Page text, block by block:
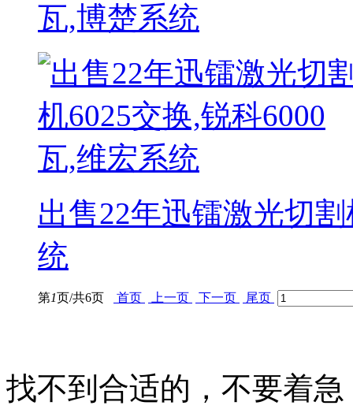
瓦,博楚系统
出售22年迅镭激光切
统
第1页/共6页 首页 上一页 下一页 尾页
找不到合适的，不要着